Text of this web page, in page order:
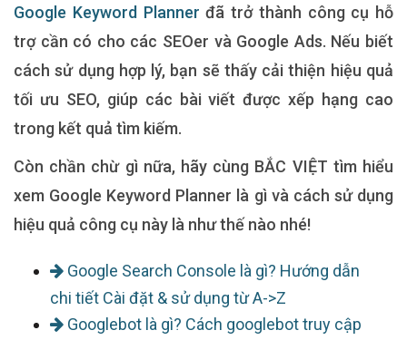
Google Keyword Planner đã trở thành công cụ hỗ
trợ cần có cho các SEOer và Google Ads. Nếu biết
cách sử dụng hợp lý, bạn sẽ thấy cải thiện hiệu quả
tối ưu SEO, giúp các bài viết được xếp hạng cao
trong kết quả tìm kiếm.
Còn chần chừ gì nữa, hãy cùng BẮC VIỆT tìm hiểu
xem Google Keyword Planner là gì và cách sử dụng
hiệu quả công cụ này là như thế nào nhé!
Google Search Console là gì? Hướng dẫn
chi tiết Cài đặt & sử dụng từ A->Z
Googlebot là gì? Cách googlebot truy cập